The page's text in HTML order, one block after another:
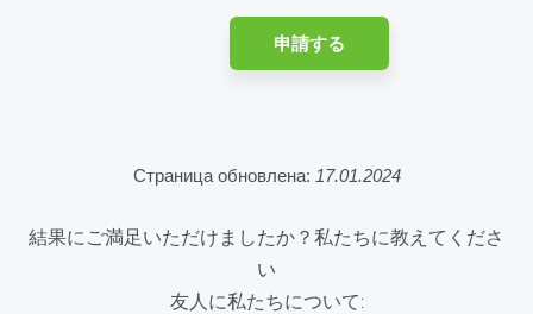
申請する
Страница обновлена: 17.01.2024
結果にご満足いただけましたか？私たちに教えてくださ
い
友人に私たちについて: